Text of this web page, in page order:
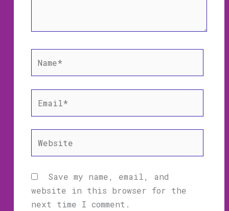
Save my name, email, and
website in this browser for the
next time I comment.